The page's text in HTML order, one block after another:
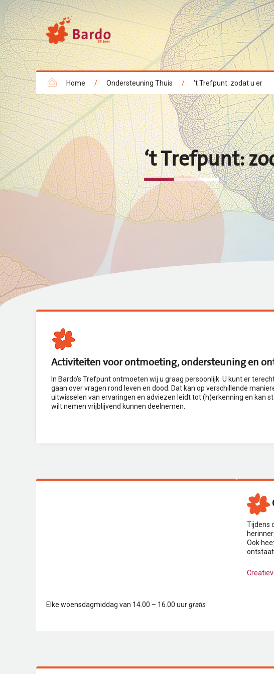
Home / Ondersteuning Thuis / ‘t Trefpunt: zodat u er
‘t Trefpunt:
Activiteiten voor ontmoeting, ondersteuning en
In Bardo’s Trefpunt ontmoeten wij u graag persoonlijk. U kunt er
gaan over vragen rond leven en dood. Dat kan op verschillende
uitwisselen van ervaringen en adviezen leidt tot (h)erkenning en kan
wilt nemen vrijblijvend kunnen deelnemen:
Elke woensdagmiddag van 14.00 – 16.00 uurgratis
Tijdens
Ook
ontstaat